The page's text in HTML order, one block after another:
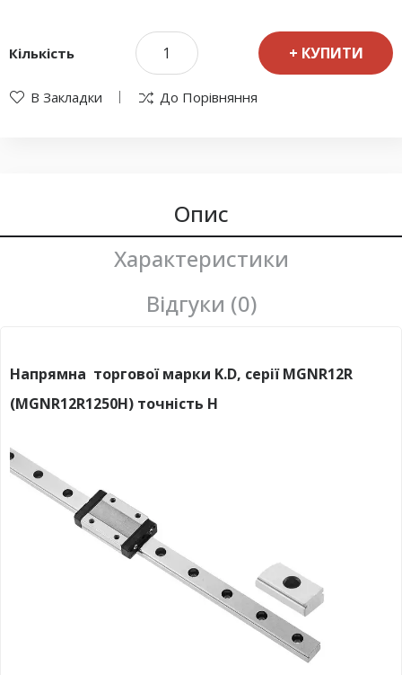
Кількість КУПИТИ
В Закладки До Порівняння
Опис
Характеристики
Відгуки (0)
Напрямна торгової марки K.D, серії MGNR12R
(MGNR12R1250H) точність H